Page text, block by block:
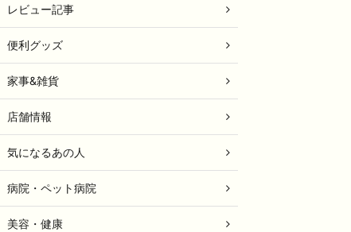
レビュー記事
便利グッズ
家事&雑貨
店舗情報
気になるあの人
病院・ペット病院
美容・健康